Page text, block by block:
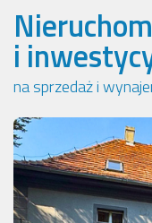
i
na sprzedaż i